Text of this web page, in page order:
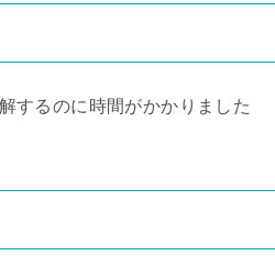
するのに時間がかかりました